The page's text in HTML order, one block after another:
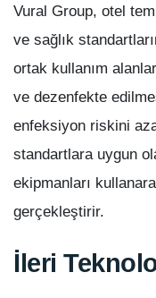
Vural Group, otel
ve sağlık
ortak kullanım
ve dezenfekte
enfeksiyon riskini
standartlara uygun
ekipmanları
gerçekleştirir.
İleri